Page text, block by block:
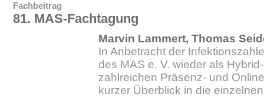
Fachbeitrag
81. MAS-Fachtagung
Marvin Lammert, Thomas
In Anbetracht der
des MAS e. V. wieder als
zahlreichen Präsenz- und
kurzer Überblick in die